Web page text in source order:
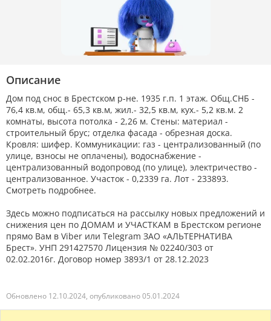
Описание
Дом под снос в Брестском р-не. 1935 г.п. 1 этаж. Общ.СНБ -
76,4 кв.м, общ.- 65,3 кв.м, жил.- 32,5 кв.м, кух.- 5,2 кв.м. 2
комнаты, высота потолка - 2,26 м. Стены: материал -
строительный брус; отделка фасада - обрезная доска.
Кровля: шифер. Коммуникации: газ - централизованный (по
улице, взносы не оплачены), водоснабжение -
централизованный водопровод (по улице), электричество -
централизованное. Участок - 0,2339 га. Лот - 233893.
Смотреть подробнее.
Здесь можно подписаться на рассылку новых предложений и
снижения цен по ДОМАМ и УЧАСТКАМ в Брестском регионе
прямо Вам в Viber или Telegram ЗАО «АЛЬТЕРНАТИВА
Брест». УНП 291427570 Лицензия № 02240/303 от
02.02.2016г. Договор номер 3893/1 от 28.12.2023
Обновлено 12.10.2024, опубликовано 05.01.2024